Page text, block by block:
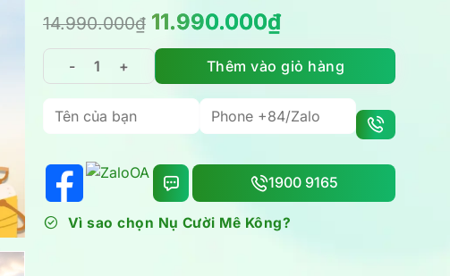
14.990.000₫
Giá
gốc
là:
14.990.000₫.
11.990.000₫
Giá
hiện
tại
là:
11.990.000₫.
Tour Singapore - Malaysia 5N4Đ trọn gói KS 4* đa trải
Thêm vào giỏ hàng
1900 9165
Vì sao chọn Nụ Cười Mê Kông?